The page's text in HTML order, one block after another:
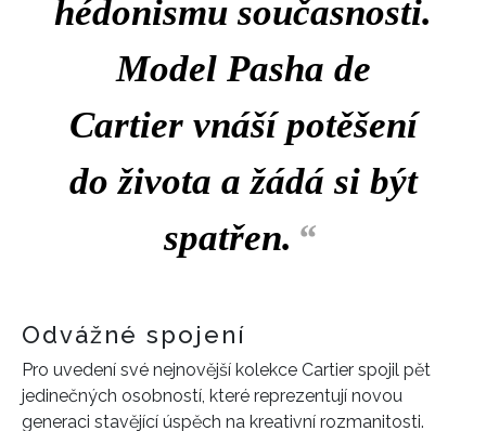
hédonismu současnosti.
Model Pasha de
Cartier vnáší potěšení
do života a žádá si být
spatřen. “
Odvážné spojení
Pro uvedení své nejnovější kolekce Cartier spojil pět
jedinečných osobností, které reprezentují novou
generaci stavějící úspěch na kreativní rozmanitosti.